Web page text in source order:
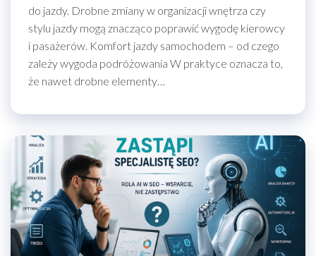
do jazdy. Drobne zmiany w organizacji wnętrza czy
stylu jazdy mogą znacząco poprawić wygodę kierowcy
i pasażerów. Komfort jazdy samochodem – od czego
zależy wygoda podróżowania W praktyce oznacza to,
że nawet drobne elementy…